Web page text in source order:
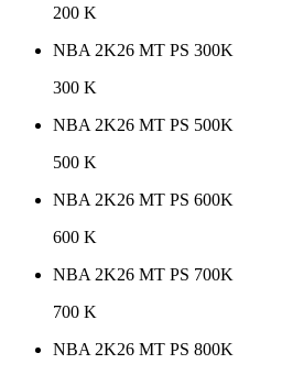
200 K
NBA 2K26 MT PS 300K
300 K
NBA 2K26 MT PS 500K
500 K
NBA 2K26 MT PS 600K
600 K
NBA 2K26 MT PS 700K
700 K
NBA 2K26 MT PS 800K